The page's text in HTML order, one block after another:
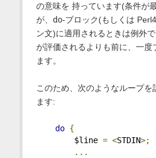
の意味を 持っています(条件が
が、 do-ブロック(もしくは
ン文)に適用されるときは例外
が評価されるよりも前に、一度
ます。
このため、次のようなループを
ます:
do {
$line = <STDIN>;
...